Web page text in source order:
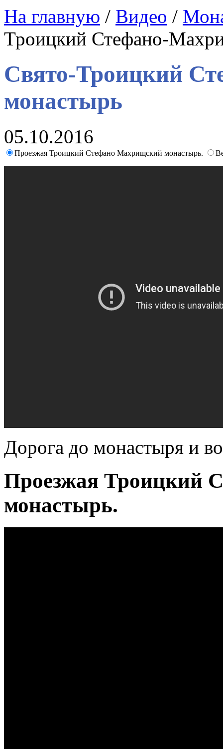
На главную / Видео /
Троицкий Стефано-
Свято-Троицкий
монастырь
05.10.2016
Проезжая Троицкий Стефано Махрищский монастырь.
Дорога до монастыря и
Проезжая Троицкий
монастырь.